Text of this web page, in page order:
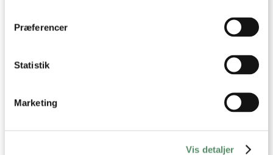
Præferencer
Statistik
Marketing
Vis detaljer